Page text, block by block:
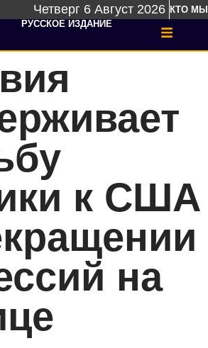
Четверг 6 Август 2026 КТО МЫ
РУССКОЕ ИЗДАНИЕ
к США
на